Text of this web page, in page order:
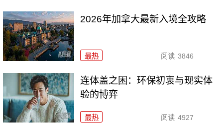
2026年加拿大最新入境全攻略
最热 阅读 3846
连体盖之困：环保初衷与现实体
验的博弈
最热 阅读 4927